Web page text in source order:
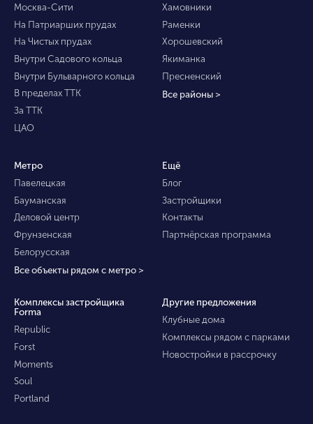
Москва-Сити
На Патриарших прудах
На Чистых прудах
Внутри Садового кольца
Внутри Бульварного кольца
В пределах ТТК
За ТТК
ЦАО
Хамовники
Раменки
Хорошевский
Якиманка
Пресненский
Все районы >
Метро
Павелецкая
Бауманская
Деловой центр
Фрунзенская
Белорусская
Все объекты рядом с метро >
Ещё
Блог
Застройщики
Контакты
Партнёрская программа
Комплексы застройщика
Forma
Republic
Forst
Moments
Soul
Portland
Другие предложения
Клубные дома
Комплексы рядом с парками
Новостройки в рассрочку